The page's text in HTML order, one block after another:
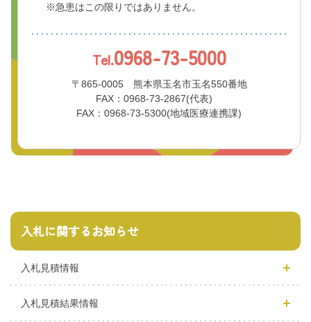
※急患はこの限りではありません。
Tel.0968-73-5000
〒865-0005 熊本県玉名市玉名550番地
FAX：0968-73-2867(代表)
FAX：0968-73-5300(地域医療連携課)
入札に関するお知らせ
入札見積情報
入札見積結果情報